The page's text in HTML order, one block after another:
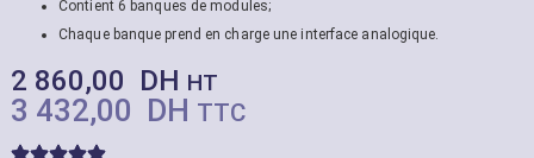
Contient 6 banques de modules;
Chaque banque prend en charge une interface analogique.
2 860,00 DH HT
3 432,00 DH TTC